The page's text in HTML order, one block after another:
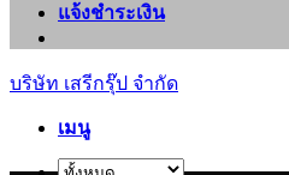
แจ้งชำระเงิน
บริษัท เสรีกรุ๊ป จำกัด
เมนู